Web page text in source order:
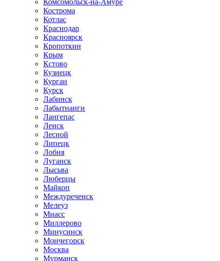
Комсомольск-на-Амуре
Кострома
Котлас
Краснодар
Красноярск
Кропоткин
Крым
Кстово
Кузнецк
Курган
Курск
Лабинск
Лабытнанги
Лангепас
Ленск
Лесной
Липецк
Лобня
Луганск
Лысьва
Люберцы
Майкоп
Междуреченск
Мелеуз
Миасс
Миллерово
Минусинск
Мончегорск
Москва
Мурманск